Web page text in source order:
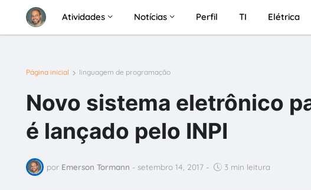
Atividades Notícias Perfil TI Elétrica
Página inicial linguagem de programação
Novo sistema eletrônico
é lançado pelo INPI
por Emerson Tormann - setembro 14, 2017 - 3 min leitura